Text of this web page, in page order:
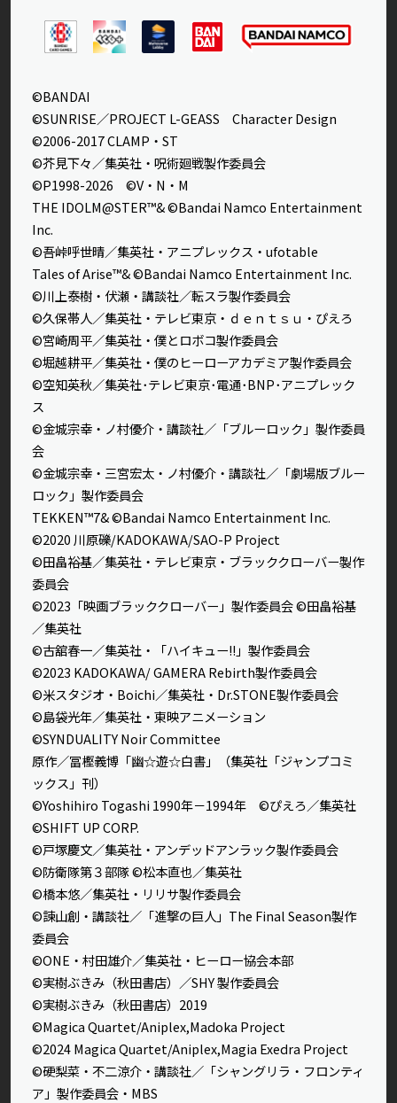
©BANDAI
©SUNRISE／PROJECT L-GEASS Character Design
©2006-2017 CLAMP・ST
©芥見下々／集英社・呪術廻戦製作委員会
©P1998-2026 ©V・N・M
THE IDOLM@STER™& ©Bandai Namco Entertainment
Inc.
©吾峠呼世晴／集英社・アニプレックス・ufotable
Tales of Arise™& ©Bandai Namco Entertainment Inc.
©川上泰樹・伏瀬・講談社／転スラ製作委員会
©久保帯人／集英社・テレビ東京・ｄｅｎｔｓｕ・ぴえろ
©宮崎周平／集英社・僕とロボコ製作委員会
©堀越耕平／集英社・僕のヒーローアカデミア製作委員会
©空知英秋／集英社･テレビ東京･電通･BNP･アニプレック
ス
©金城宗幸・ノ村優介・講談社／「ブルーロック」製作委員
会
©金城宗幸・三宮宏太・ノ村優介・講談社／「劇場版ブルー
ロック」製作委員会
TEKKEN™7& ©Bandai Namco Entertainment Inc.
©2020 川原礫/KADOKAWA/SAO-P Project
©田畠裕基／集英社・テレビ東京・ブラッククローバー製作
委員会
©2023「映画ブラッククローバー」製作委員会 ©田畠裕基
／集英社
©古舘春一／集英社・「ハイキュー!!」製作委員会
©2023 KADOKAWA/ GAMERA Rebirth製作委員会
©米スタジオ・Boichi／集英社・Dr.STONE製作委員会
©島袋光年／集英社・東映アニメーション
©SYNDUALITY Noir Committee
原作／冨樫義博「幽☆遊☆白書」（集英社「ジャンプコミ
ックス」刊）
©Yoshihiro Togashi 1990年－1994年 ©ぴえろ／集英社
©SHIFT UP CORP.
©戸塚慶文／集英社・アンデッドアンラック製作委員会
©防衛隊第３部隊 ©松本直也／集英社
©橋本悠／集英社・リリサ製作委員会
©諫山創・講談社／「進撃の巨人」The Final Season製作
委員会
©ONE・村田雄介／集英社・ヒーロー協会本部
©実樹ぶきみ（秋田書店）／SHY 製作委員会
©実樹ぶきみ（秋田書店）2019
©Magica Quartet/Aniplex,Madoka Project
©2024 Magica Quartet/Aniplex,Magia Exedra Project
©硬梨菜・不二涼介・講談社／「シャングリラ・フロンティ
ア」製作委員会・MBS